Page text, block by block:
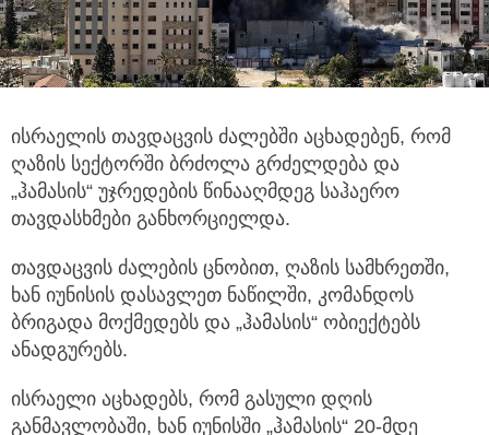
ისრაელის თავდაცვის ძალებში აცხადებენ, რომ
ღაზის სექტორში ბრძოლა გრძელდება და
„ჰამასის“ უჯრედების წინააღმდეგ საჰაერო
თავდასხმები განხორციელდა.
თავდაცვის ძალების ცნობით, ღაზის სამხრეთში,
ხან იუნისის დასავლეთ ნაწილში, კომანდოს
ბრიგადა მოქმედებს და „ჰამასის“ ობიექტებს
ანადგურებს.
ისრაელი აცხადებს, რომ გასული დღის
განმავლობაში, ხან იუნისში „ჰამასის“ 20-მდე